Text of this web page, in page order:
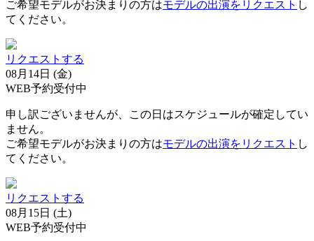
ご希望モデルがお決まりの方はモデルの出演をリクエスト し
てください。
リクエストする
08月14日 (金)
WEB予約受付中
申し訳ございませんが、この日はスケジュールが確定してい
ません。
ご希望モデルがお決まりの方はモデルの出演をリクエスト し
てください。
リクエストする
08月15日 (土)
WEB予約受付中